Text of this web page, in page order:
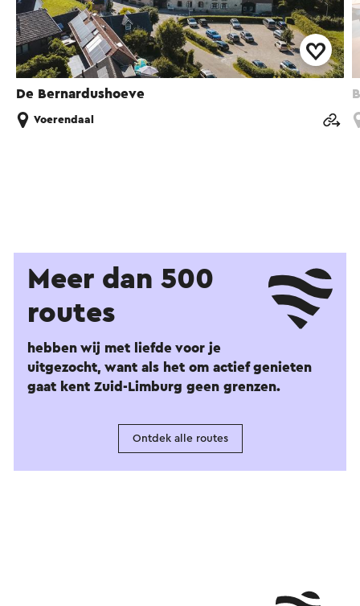
De Bernardushoeve
Voerendaal
Meer dan 500
routes
hebben wij met liefde voor je
uitgezocht, want als het om actief genieten
gaat kent Zuid-Limburg geen grenzen.
Ontdek alle routes